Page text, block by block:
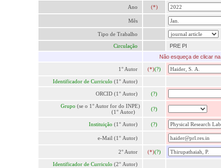
Ano (*)
Mês
Tipo de Trabalho
Circulação
PRE PI
Não esqueça de clicar
1° Autor (*)(?)
Identificador de Curriculo (1° Autor)
ORCID (1° Autor) (?)
Grupo (se o 1° Autor for do INPE)
(1° Autor)
(?)
Instituição (1° Autor) (?)
e-Mail (1° Autor)
2° Autor (*)(?)
Identificador de Curriculo (2° Autor)